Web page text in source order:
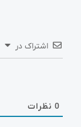
اشتراک در
0 نظرات